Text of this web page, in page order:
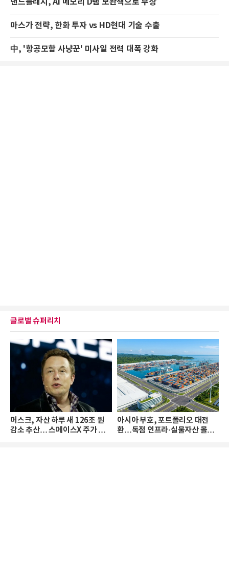
마스가 전략, 한화 투자 vs HD현대 기술 수출
中, '항공모함 사냥꾼' 미사일 전력 대폭 강화
글로벌 슈퍼리치
머스크, 자산 하루 새 126조 원
감소 추산… 스페이스X 주가 하
아시아 부호, 포트폴리오 대전
환…독점 인프라·실물자산 몰린